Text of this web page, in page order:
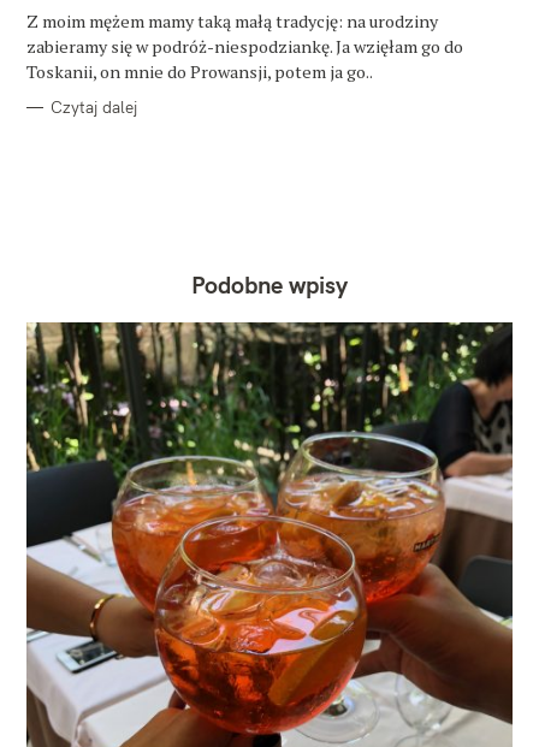
I
E
Z moim mężem mamy taką małą tradycję: na urodziny
zabieramy się w podróż-niespodziankę. Ja wzięłam go do
Toskanii, on mnie do Prowansji, potem ja go..
Czytaj dalej
Podobne wpisy